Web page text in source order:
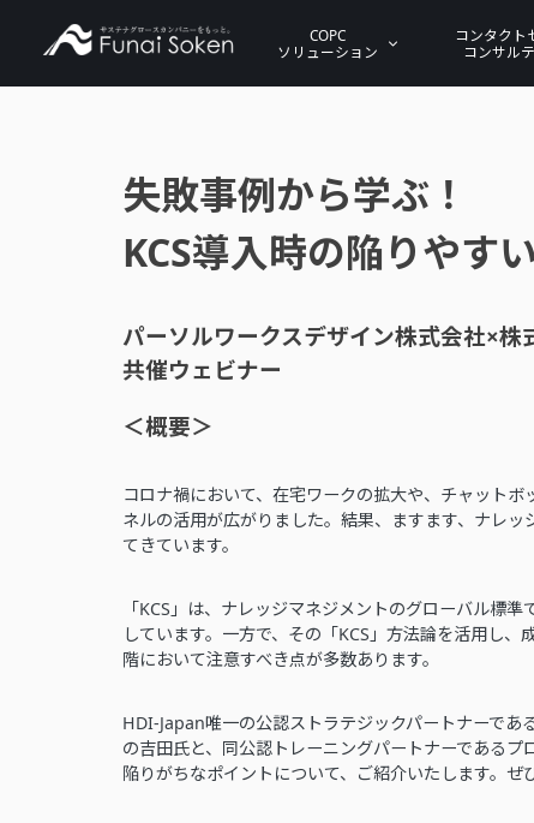
COPC
ソリューション
コンタクト
コンサル
失敗事例から学ぶ！
KCS導入時の陥りやす
パーソルワークスデザイン株式会社×株
共催ウェビナー
＜概要＞
コロナ禍において、在宅ワークの拡大や、チャットボ
ネルの活用が広がりました。結果、ますます、ナレッ
てきています。
「KCS」は、ナレッジマネジメントのグローバル標
しています。一方で、その「KCS」方法論を活用し、
階において注意すべき点が多数あります。
HDI-Japan唯一の公認ストラテジックパートナーであ
の吉田氏と、同公認トレーニングパートナーであるプ
陥りがちなポイントについて、ご紹介いたします。ぜ